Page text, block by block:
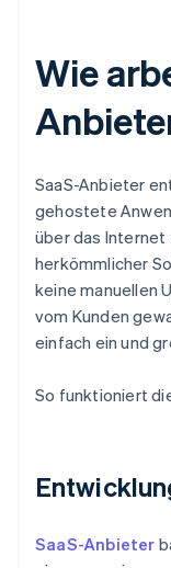
Wie
SaaS-Anbieter
gehostete
über das Internet
herkömmlicher
keine manuellen
vom Kunden
einfach ein und
So funktioniert
SaaS-Anbieter